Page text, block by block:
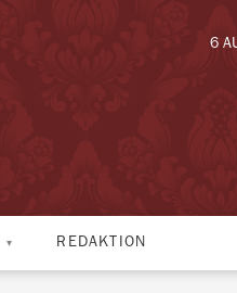
6
REDAKTION